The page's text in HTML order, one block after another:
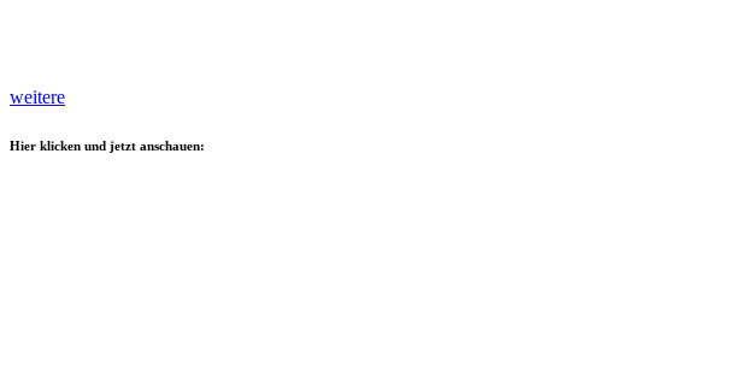
weitere
Hier klicken und jetzt anschauen: